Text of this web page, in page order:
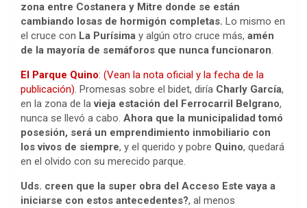
zona entre Costanera y Mitre donde se están
cambiando losas de hormigón completas. Lo mismo en
el cruce con La Purísima y algún otro cruce más, amén
de la mayoría de semáforos que nunca funcionaron.
El Parque Quino: (Vean la nota oficial y la fecha de la
publicación). Promesas sobre el bidet, diría Charly García,
en la zona de lavieja estación del Ferrocarril Belgrano,
nunca se llevó a cabo. Ahora que la municipalidad tomó
posesión, será un emprendimiento inmobiliario con
los vivos de siempre, y el querido y pobre Quino, quedará
en el olvido con su merecido parque.
Uds. creen que la super obra del Acceso Este vaya a
iniciarse con estos antecedentes?, al menos